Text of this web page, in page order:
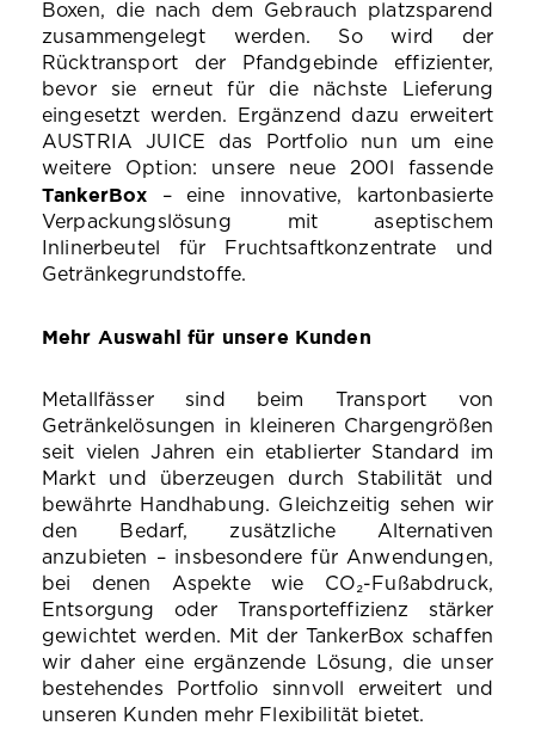
Boxen, die nach dem Gebrauch platzsparend
zusammengelegt werden. So wird der
Rücktransport der Pfandgebinde effizienter,
bevor sie erneut für die nächste Lieferung
eingesetzt werden. Ergänzend dazu erweitert
AUSTRIA JUICE das Portfolio nun um eine
weitere Option: unsere neue 200l fassende
TankerBox – eine innovative, kartonbasierte
Verpackungslösung mit aseptischem
Inlinerbeutel für Fruchtsaftkonzentrate und
Getränkegrundstoffe.
Mehr Auswahl für unsere Kunden
Metallfässer sind beim Transport von
Getränkelösungen in kleineren Chargengrößen
seit vielen Jahren ein etablierter Standard im
Markt und überzeugen durch Stabilität und
bewährte Handhabung. Gleichzeitig sehen wir
den Bedarf, zusätzliche Alternativen
anzubieten – insbesondere für Anwendungen,
bei denen Aspekte wie CO₂-Fußabdruck,
Entsorgung oder Transporteffizienz stärker
gewichtet werden. Mit der TankerBox schaffen
wir daher eine ergänzende Lösung, die unser
bestehendes Portfolio sinnvoll erweitert und
unseren Kunden mehr Flexibilität bietet.